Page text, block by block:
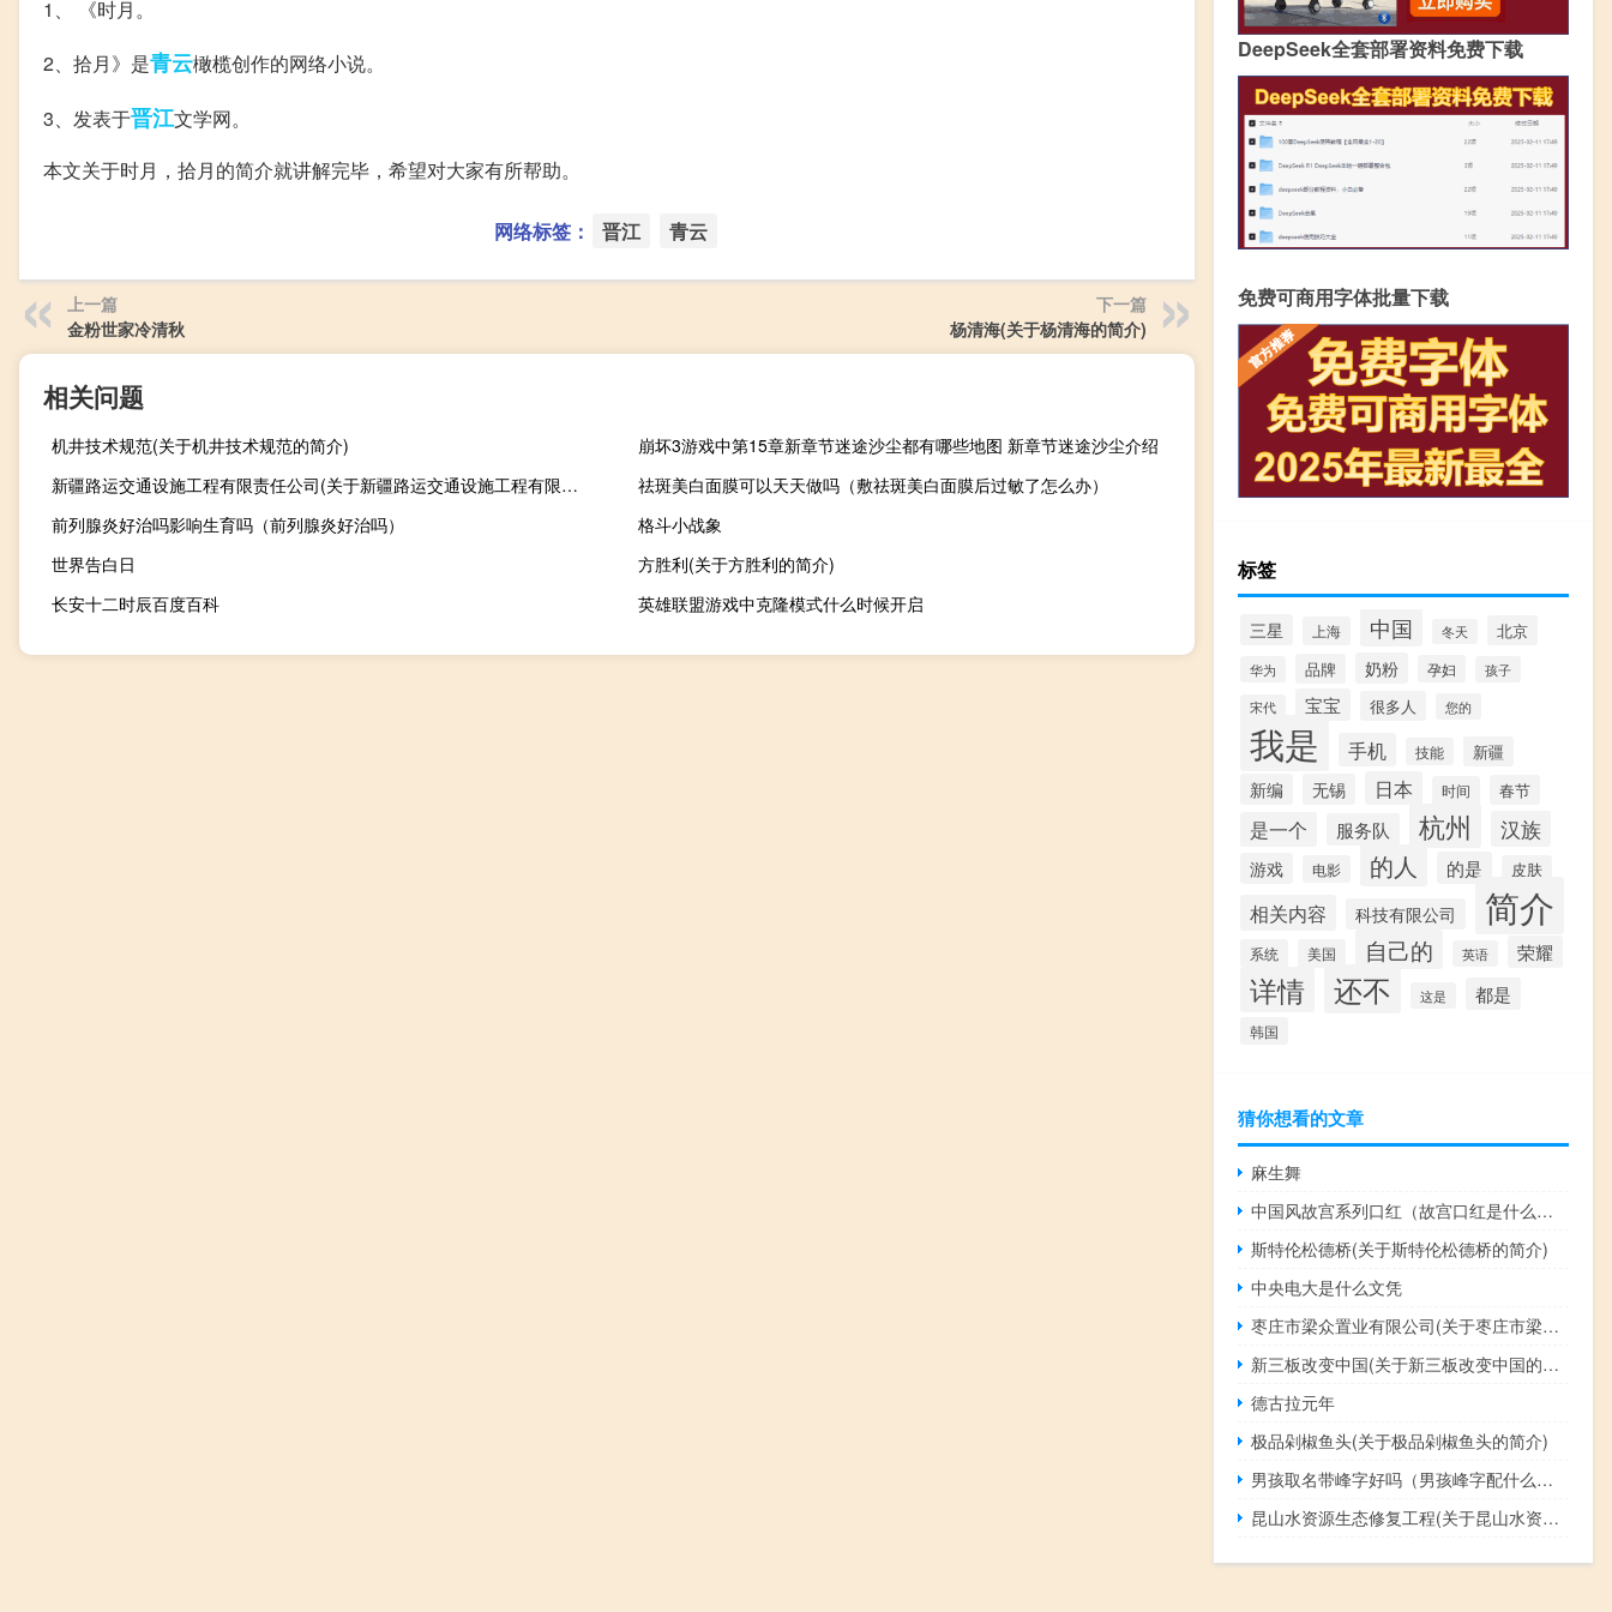
1、 《时月。
2、拾月》是青云橄榄创作的网络小说。
3、发表于晋江文学网。
本文关于时月，拾月的简介就讲解完毕，希望对大家有所帮助。
网络标签： 晋江 青云
上一篇
金粉世家冷清秋
下一篇
杨清海(关于杨清海的简介)
相关问题
机井技术规范(关于机井技术规范的简介)
崩坏3游戏中第15章新章节迷途沙尘都有哪些地图 新章节迷途沙尘介绍
新疆路运交通设施工程有限责任公司(关于新疆路运交通设施工程有限责任公司的简介)
祛斑美白面膜可以天天做吗（敷祛斑美白面膜后过敏了怎么办）
前列腺炎好治吗影响生育吗（前列腺炎好治吗）
格斗小战象
世界告白日
方胜利(关于方胜利的简介)
长安十二时辰百度百科
英雄联盟游戏中克隆模式什么时候开启
DeepSeek全套部署资料免费下载
免费可商用字体批量下载
标签
三星 上海 中国 冬天 北京
华为 品牌 奶粉 孕妇 孩子
宋代 宝宝 很多人 您的
我是 手机 技能 新疆
新编 无锡 日本 时间 春节
是一个 服务队 杭州 汉族
游戏 电影 的人 的是 皮肤
相关内容 科技有限公司 简介
系统 美国 自己的 英语 荣耀
详情 还不 这是 都是
韩国
猜你想看的文章
麻生舞
中国风故宫系列口红（故宫口红是什么牌子）
斯特伦松德桥(关于斯特伦松德桥的简介)
中央电大是什么文凭
枣庄市梁众置业有限公司(关于枣庄市梁众置业有限公司的简介)
新三板改变中国(关于新三板改变中国的简介)
德古拉元年
极品剁椒鱼头(关于极品剁椒鱼头的简介)
男孩取名带峰字好吗（男孩峰字配什么字好听）
昆山水资源生态修复工程(关于昆山水资源生态修复工程的简介)